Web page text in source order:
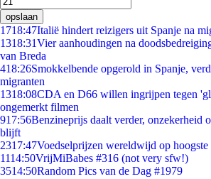
opslaan
1718:47Italië hindert reizigers uit Spanje na
1318:31Vier aanhoudingen na
van Breda
418:26Smokkelbende opgerold in Spanje,
migranten
1318:08CDA en D66 willen ingrijpen tegen
ongemerkt filmen
917:56Benzineprijs daalt verder, onzekerheid
blijft
2317:47Voedselprijzen wereldwijd op
1114:50VrijMiBabes #316 (not very sfw!)
3514:50Random Pics van de Dag #1979